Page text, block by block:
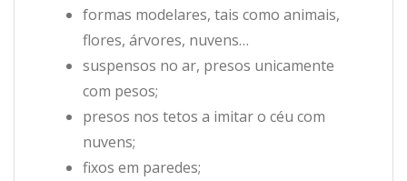
formas modelares, tais como animais,
flores, árvores, nuvens…
suspensos no ar, presos unicamente
com pesos;
presos nos tetos a imitar o céu com
nuvens;
fixos em paredes;